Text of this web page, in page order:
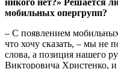
никого нет?» Решается
мобильных опергрупп?
– С появлением
что хочу сказать, – мы не
слова, а позиция нашего
Викторовича Христенко,